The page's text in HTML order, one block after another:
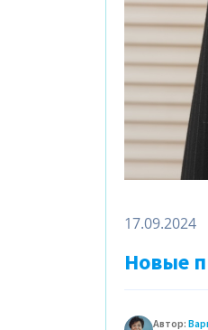
17.09.2024
Новые
Автор: